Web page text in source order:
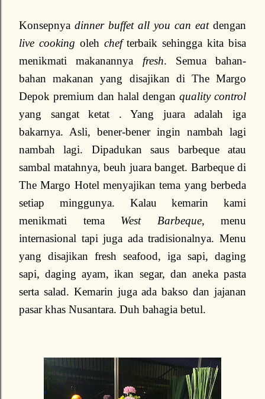
Konsepnya dinner buffet all you can eatdengan
live cooking oleh chefterbaik sehingga kita bisa
menikmati makanannya fresh. Semua bahan-
bahan makanan yang disajikan di The Margo
Depok premium dan halal dengan quality control
yang sangat ketat . Yang juara adalah iga
bakarnya. Asli, bener-bener ingin nambah lagi
nambah lagi. Dipadukan saus barbeque atau
sambal matahnya, beuh juara banget. Barbeque di
The Margo Hotel menyajikan tema yang berbeda
setiap minggunya. Kalau kemarin kami
menikmati tema West Barbeque, menu
internasional tapi juga ada tradisionalnya. Menu
yang disajikan fresh seafood, iga sapi, daging
sapi, daging ayam, ikan segar, dan aneka pasta
serta salad. Kemarin juga ada bakso dan jajanan
pasar khas Nusantara. Duh bahagia betul.